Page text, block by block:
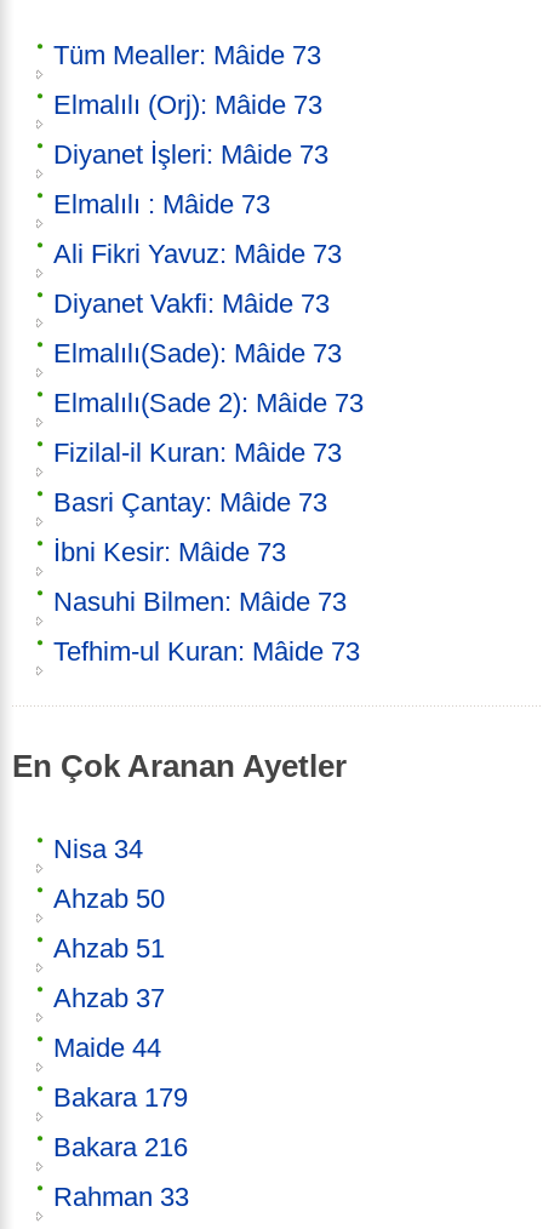
Tüm Mealler: Mâide 73
Elmalılı (Orj): Mâide 73
Diyanet İşleri: Mâide 73
Elmalılı : Mâide 73
Ali Fikri Yavuz: Mâide 73
Diyanet Vakfi: Mâide 73
Elmalılı(Sade): Mâide 73
Elmalılı(Sade 2): Mâide 73
Fizilal-il Kuran: Mâide 73
Basri Çantay: Mâide 73
İbni Kesir: Mâide 73
Nasuhi Bilmen: Mâide 73
Tefhim-ul Kuran: Mâide 73
En Çok Aranan Ayetler
Nisa 34
Ahzab 50
Ahzab 51
Ahzab 37
Maide 44
Bakara 179
Bakara 216
Rahman 33